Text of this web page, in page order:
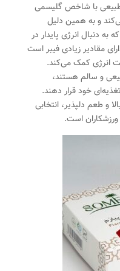
طبیعی با شاخص گلیسمی
و به همین دلیل
به دنبال انرژی پایدار در
مقادیر زیادی فیبر است
انرژی کمک می‌کند.
و سالم هستند،
خود قرار دهند.
و طعم دلپذیر، انتخابی
ورزشکاران است.